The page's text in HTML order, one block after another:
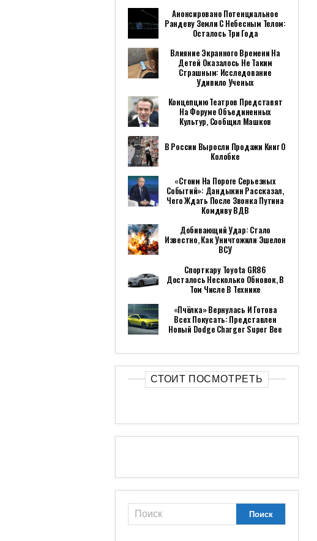
Анонсировано Потенциальное
Рандеву Земли С Небесным Телом:
Осталось Три Года
Влияние Экранного Времени На
Детей Оказалось Не Таким
Страшным: Исследование
Удивило Ученых
Концепцию Театров Представят
На Форуме Объединенных
Культур, Сообщил Машков
В России Выросли Продажи Книг О
Колобке
«Стоим На Пороге Серьезных
Событий»: Дандыкин Рассказал,
Чего Ждать После Звонка Путина
Комдиву ВДВ
Добивающий Удар: Стало
Известно, Как Уничтожили Эшелон
ВСУ
Спорткару Toyota GR86
Досталось Несколько Обновок, В
Том Числе В Технике
«Пчёлка» Вернулась И Готова
Всех Покусать: Представлен
Новый Dodge Charger Super Bee
СТОИТ ПОСМОТРЕТЬ